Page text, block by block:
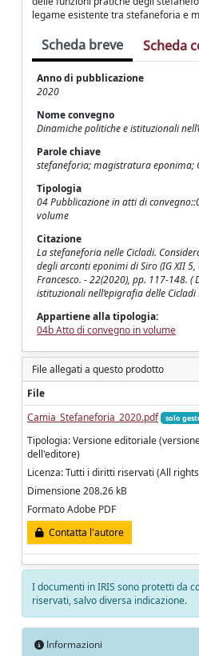
legame esistente tra stefaneforia e
Scheda breve Scheda
Anno di pubblicazione
2020
Nome convegno
Dinamiche politiche e istituzionali
Parole chiave
stefaneforia; magistratura eponima;
Tipologia
04 Pubblicazione in atti di
volume
Citazione
La stefaneforia nelle Cicladi.
degli arconti eponimi di Siro (IG XII
Francesco. - 22(2020), pp. 117-148. (
istituzionali nell’epigrafia delle Cicladi
Appartiene alla tipologia:
04b Atto di convegno in volume
File allegati a questo prodotto
File
Camia_Stefaneforia_2020.pdf
solo
Tipologia: Versione editoriale
dell'editore)
Licenza: Tutti i diritti riservati (All
Dimensione 208.26 kB
Formato Adobe PDF
Contatta l'autore
I documenti in IRIS sono protetti da
riservati, salvo diversa indicazione.
Informazioni